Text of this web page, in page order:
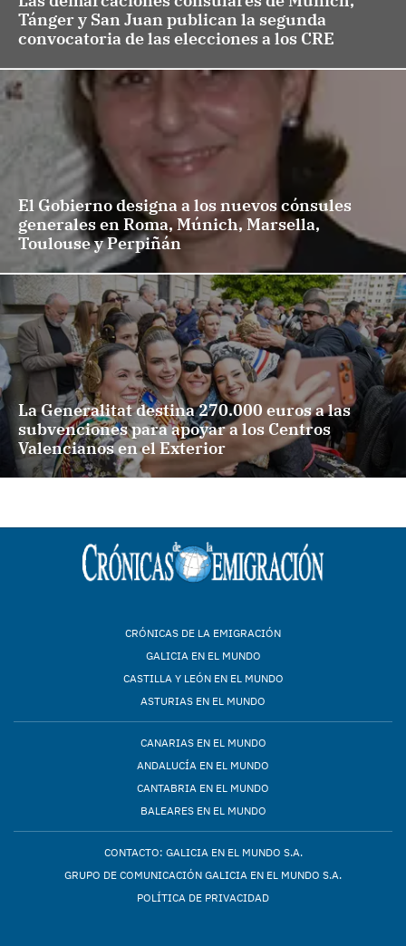
Tánger y San Juan publican la segunda
convocatoria de las elecciones a los CRE
El Gobierno designa a los nuevos cónsules
generales en Roma, Múnich, Marsella,
Toulouse y Perpiñán
La Generalitat destina 270.000 euros a las
subvenciones para apoyar a los Centros
Valencianos en el Exterior
CRÓNICAS DE LA EMIGRACIÓN
GALICIA EN EL MUNDO
CASTILLA Y LEÓN EN EL MUNDO
ASTURIAS EN EL MUNDO
CANARIAS EN EL MUNDO
ANDALUCÍA EN EL MUNDO
CANTABRIA EN EL MUNDO
BALEARES EN EL MUNDO
CONTACTO: GALICIA EN EL MUNDO S.A.
GRUPO DE COMUNICACIÓN GALICIA EN EL MUNDO S.A.
POLÍTICA DE PRIVACIDAD